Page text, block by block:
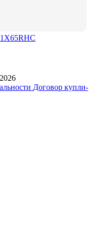
Договор купли-